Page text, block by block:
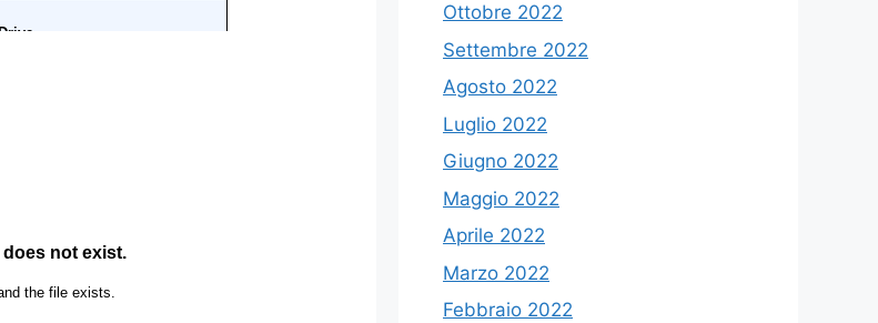
Ottobre 2022
Settembre 2022
Agosto 2022
Luglio 2022
Giugno 2022
Maggio 2022
Aprile 2022
Marzo 2022
Febbraio 2022